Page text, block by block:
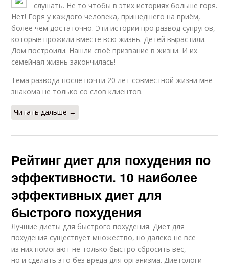
слушать. Не то чтобы в этих историях больше горя.
Нет! Горя у каждого человека, пришедшего на приём,
более чем достаточно. Эти истории про развод супругов,
которые прожили вместе всю жизнь. Детей вырастили.
Дом построили. Нашли своё призвание в жизни. И их
семейная жизнь закончилась!
Тема развода после почти 20 лет совместной жизни мне
знакома не только со слов клиентов.
Читать дальше →
Рейтинг диет для похудения по
эффективности. 10 наиболее
эффективных диет для
быстрого похудения
Лучшие диеты для быстрого похудения. Диет для
похудения существует множество, но далеко не все
из них помогают не только быстро сбросить вес,
но и сделать это без вреда для организма. Диетологи